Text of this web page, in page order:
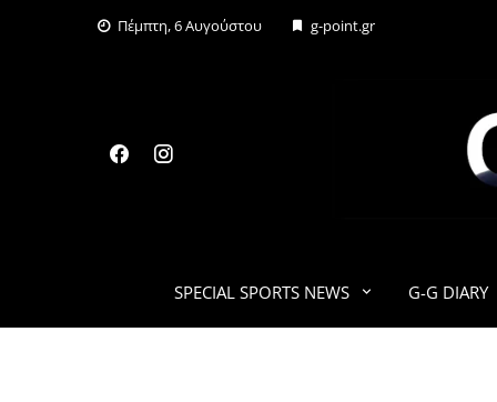
Πέμπτη, 6 Αυγούστου g-point.gr
SPECIAL SPORTS NEWS G-G DIARY